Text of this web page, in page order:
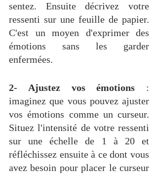
sentez. Ensuite décrivez votre
ressenti sur une feuille de papier.
C'est un moyen d'exprimer des
émotions sans les garder
enfermées.
2- Ajustez vos émotions
imaginez que vous pouvez ajuster
vos émotions comme un curseur.
Situez l'intensité de votre ressenti
sur une échelle de 1 à 20 et
réfléchissez ensuite à ce dont vous
avez besoin pour placer le curseur